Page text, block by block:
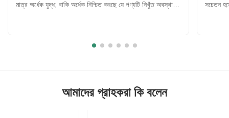
মাত্র অর্ধেক যুদ্ধ; বাকি অর্ধেক নিশ্চিত করছে যে পণ্যটি নিখুঁত অবস্থায়
সচেতন
আমাদের গ্রাহকরা কি বলেন